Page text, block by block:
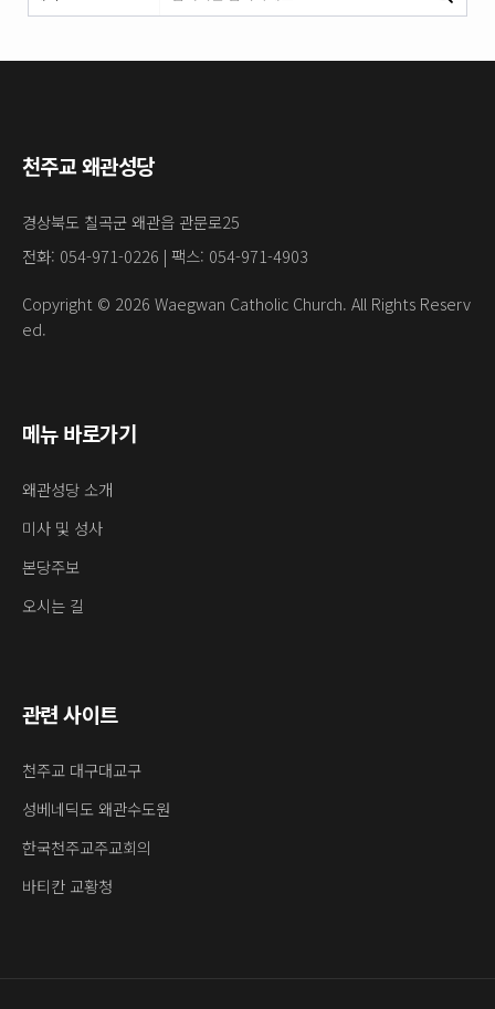
천주교 왜관성당
경상북도 칠곡군 왜관읍 관문로25
전화: 054-971-0226 | 팩스: 054-971-4903
Copyright © 2026 Waegwan Catholic Church. All Rights Reserv
ed.
메뉴 바로가기
왜관성당 소개
미사 및 성사
본당주보
오시는 길
관련 사이트
천주교 대구대교구
성베네딕도 왜관수도원
한국천주교주교회의
바티칸 교황청